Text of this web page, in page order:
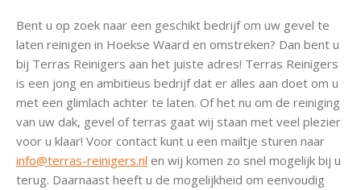
Bent u op zoek naar een geschikt bedrijf om uw gevel te
laten reinigen in Hoekse Waard en omstreken? Dan bent u
bij Terras Reinigers aan het juiste adres! Terras Reinigers
is een jong en ambitieus bedrijf dat er alles aan doet om u
met een glimlach achter te laten. Of het nu om de reiniging
van uw dak, gevel of terras gaat wij staan met veel plezier
voor u klaar! Voor contact kunt u een mailtje sturen naar
info@terras-reinigers.nl en wij komen zo snel mogelijk bij u
terug. Daarnaast heeft u de mogelijkheid om eenvoudig